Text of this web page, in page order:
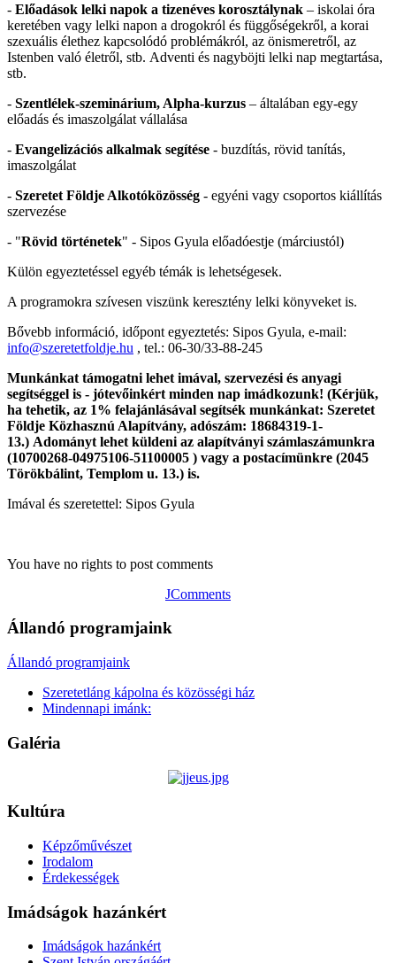
- Előadások lelki napok a tizenéves korosztálynak – iskolai óra
keretében vagy lelki napon a drogokról és függőségekről, a korai
szexuális élethez kapcsolódó problémákról, az önismeretről, az
Istenben való életről, stb. Adventi és nagyböjti lelki nap megtartása,
stb.
- Szentlélek-szeminárium, Alpha-kurzus – általában egy-egy
előadás és imaszolgálat vállalása
- Evangelizációs alkalmak segítése - buzdítás, rövid tanítás,
imaszolgálat
- Szeretet Földje Alkotóközösség - egyéni vagy csoportos kiállítás
szervezése
- "Rövid történetek" - Sipos Gyula előadóestje (márciustól)
Külön egyeztetéssel egyéb témák is lehetségesek.
A programokra szívesen viszünk keresztény lelki könyveket is.
Bővebb információ, időpont egyeztetés: Sipos Gyula, e-mail:
info@szeretetfoldje.hu , tel.: 06-30/33-88-245
Munkánkat támogatni lehet imával, szervezési és anyagi
segítséggel is - jótevőinkért minden nap imádkozunk! (Kérjük,
ha tehetik, az 1% felajánlásával segítsék munkánkat: Szeretet
Földje Közhasznú Alapítvány, adószám: 18684319-1-
13.) Adományt lehet küldeni az alapítványi számlaszámunkra
(10700268-04975106-51100005 ) vagy a postacímünkre (2045
Törökbálint, Templom u. 13.) is.
Imával és szeretettel: Sipos Gyula
You have no rights to post comments
JComments
Állandó programjaink
Állandó programjaink
Szeretetláng kápolna és közösségi ház
Mindennapi imánk:
Galéria
Kultúra
Képzőművészet
Irodalom
Érdekességek
Imádságok hazánkért
Imádságok hazánkért